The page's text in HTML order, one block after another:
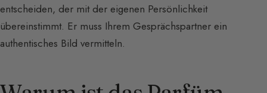
entscheiden, der mit der eigenen Persönlichkeit
übereinstimmt. Er muss Ihrem Gesprächspartner ein
authentisches Bild vermitteln.